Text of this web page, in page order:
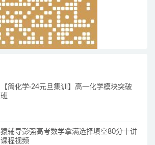
【简化学·24元旦集训】高一化学模块突破
班
猿辅导彭强高考数学拿满选择填空80分十讲
课程视频